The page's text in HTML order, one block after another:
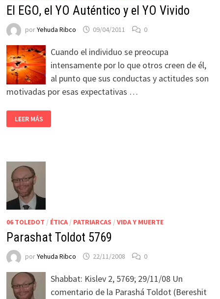
El EGO, el YO Auténtico y el YO Vivido
porYehuda Ribco 09/04/2011 0
Cuando el individuo se preocupa
intensamente por lo que otros creen de él,
al punto que sus conductas y actitudes son
motivadas por esas expectativas …
LEER MÁS
06 TOLEDOT / ÉTICA/ PATRIARCAS / VIDA Y MUERTE
Parashat Toldot 5769
porYehuda Ribco 22/11/2008 0
Shabbat: Kislev 2, 5769; 29/11/08 Un
comentario de la Parashá Toldot (Bereshit